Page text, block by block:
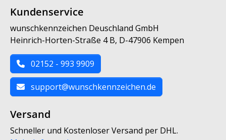
Kundenservice
wunschkennzeichen Deuschland GmbH
Heinrich-Horten-Straße 4 B, D-47906 Kempen
02152 - 993 9909
support@wunschkennzeichen.de
Versand
Schneller und Kostenloser Versand per DHL.